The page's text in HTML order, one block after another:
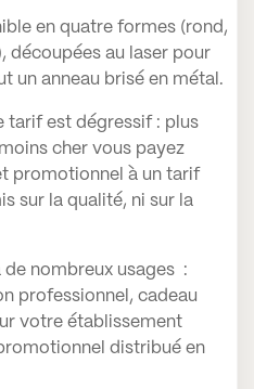
en quatre formes (rond,
découpées au laser pour
un anneau brisé en métal.
tarif est dégressif : plus
cher vous payez
promotionnel à un tarif
sur la qualité, ni sur la
nombreux usages :
professionnel, cadeau
votre établissement
distribué en